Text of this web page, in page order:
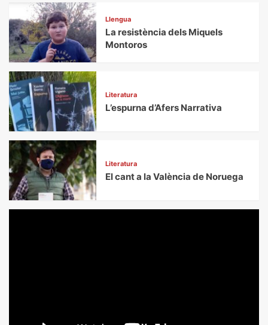
Llengua
La resistència dels Miquels
Montoros
Literatura
L’espurna d’Afers Narrativa
Literatura
El cant a la València de Noruega